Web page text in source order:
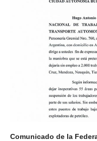
Comunicado de la